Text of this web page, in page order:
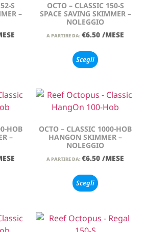
S
–
OCTO – CLASSIC 150-S
SPACE SAVING SKIMMER –
NOLEGGIO
A PARTIRE DA: €6.50 /MESE
Scegli
HOB
–
OCTO – CLASSIC 1000-HOB
HANGON SKIMMER –
NOLEGGIO
A PARTIRE DA: €6.50 /MESE
Scegli